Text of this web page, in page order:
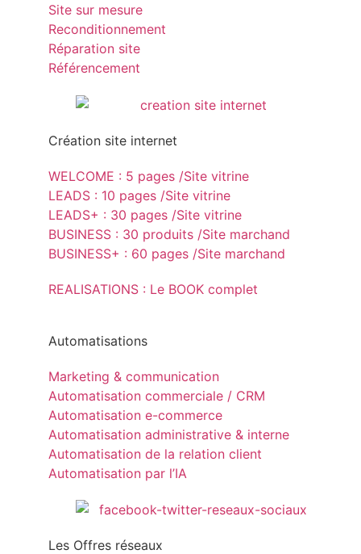
Site sur mesure
Reconditionnement
Réparation site
Référencement
Création site internet
WELCOME : 5 pages /Site vitrine
LEADS : 10 pages /Site vitrine
LEADS+ : 30 pages /Site vitrine
BUSINESS : 30 produits /Site marchand
BUSINESS+ : 60 pages /Site marchand
REALISATIONS : Le BOOK complet
Automatisations
Marketing & communication
Automatisation commerciale / CRM
Automatisation e-commerce
Automatisation administrative & interne
Automatisation de la relation client
Automatisation par l’IA
Les Offres réseaux